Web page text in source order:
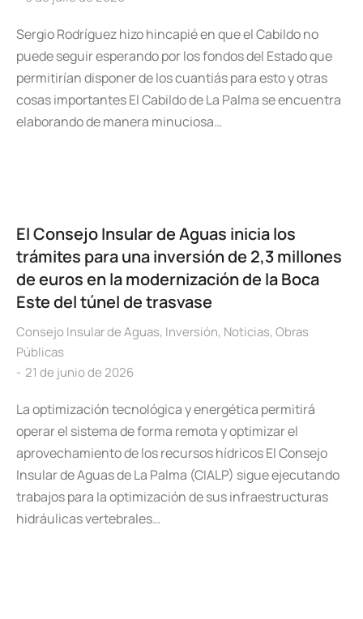
Sergio Rodríguez hizo hincapié en que el Cabildo no
puede seguir esperando por los fondos del Estado que
permitirían disponer de los cuantiás para esto y otras
cosas importantes El Cabildo de La Palma se encuentra
elaborando de manera minuciosa…
El Consejo Insular de Aguas inicia los
trámites para una inversión de 2,3 millones
de euros en la modernización de la Boca
Este del túnel de trasvase
Consejo Insular de Aguas, Inversión, Noticias, Obras
Públicas
21 de junio de 2026
La optimización tecnológica y energética permitirá
operar el sistema de forma remota y optimizar el
aprovechamiento de los recursos hídricos El Consejo
Insular de Aguas de La Palma (CIALP) sigue ejecutando
trabajos para la optimización de sus infraestructuras
hidráulicas vertebrales…